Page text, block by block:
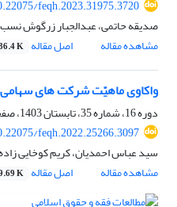
feqh.2023.31975.3720
صدیقه حاتمی، عبدالجبار زرگوش
مشاهده مقاله
اصل مقاله K
واکاوی ماهیّت شرکت های سهامی
دوره 16، شماره 35، تابستان 1403، صفحه
feqh.2022.25266.3097
سید عباس احمدیان، کریم کوخایی
مشاهده مقاله
اصل مقاله K